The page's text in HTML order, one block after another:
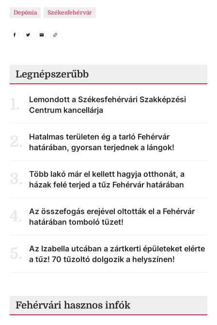
Depónia Székesfehérvár
Legnépszerűbb
1.
Lemondott a Székesfehérvári Szakképzési
Centrum kancellárja
2.
Hatalmas területen ég a tarló Fehérvár
határában, gyorsan terjednek a lángok!
3.
Több lakó már el kellett hagyja otthonát, a
házak felé terjed a tűz Fehérvár határában
4.
Az összefogás erejével oltották el a Fehérvár
határában tomboló tüzet!
5.
Az Izabella utcában a zártkerti épületeket elérte
a tűz! 70 tűzoltó dolgozik a helyszínen!
Fehérvári hasznos infók